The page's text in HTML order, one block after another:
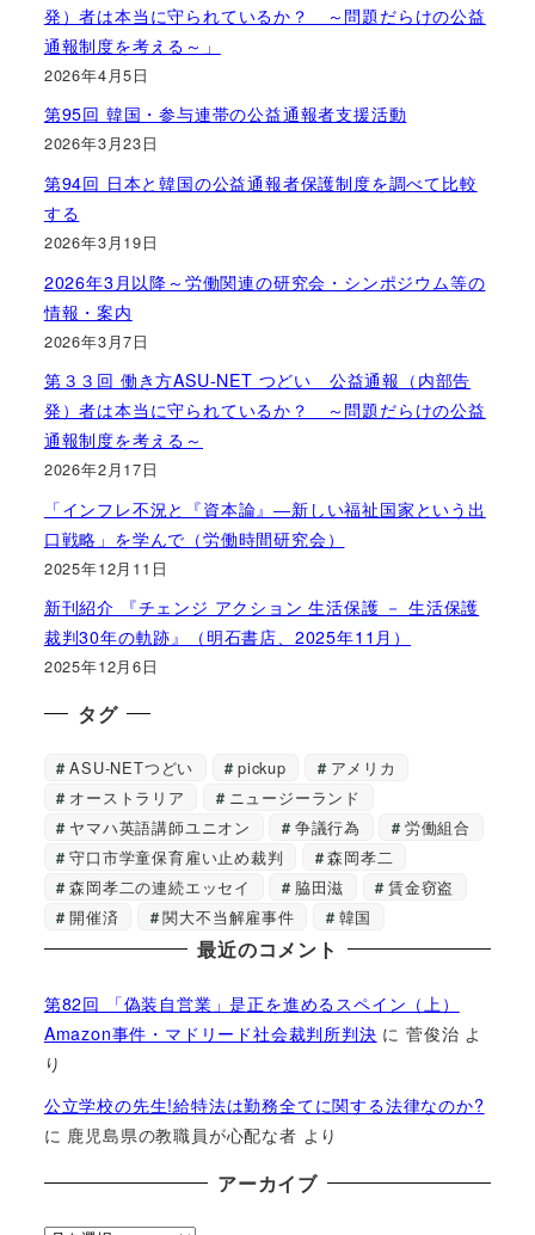
発）者は本当に守られているか？ ～問題だらけの公益
通報制度を考える～」
2026年4月5日
第95回 韓国・参与連帯の公益通報者支援活動
2026年3月23日
第94回 日本と韓国の公益通報者保護制度を調べて比較
する
2026年3月19日
2026年3月以降～労働関連の研究会・シンポジウム等の
情報・案内
2026年3月7日
第３３回 働き方ASU-NET つどい 公益通報（内部告
発）者は本当に守られているか？ ～問題だらけの公益
通報制度を考える～
2026年2月17日
「インフレ不況と『資本論』―新しい福祉国家という出
口戦略」を学んで（労働時間研究会）
2025年12月11日
新刊紹介 『チェンジ アクション 生活保護 － 生活保護
裁判30年の軌跡』（明石書店、2025年11月）
2025年12月6日
タグ
ASU-NETつどい pickup
アメリカ
オーストラリア
ニュージーランド
ヤマハ英語講師ユニオン
争議行為
労働組合
守口市学童保育雇い止め裁判
森岡孝二
森岡孝二の連続エッセイ
脇田滋
賃金窃盗
開催済
関大不当解雇事件 韓国
最近のコメント
第82回 「偽装自営業」是正を進めるスペイン（上）
Amazon事件・マドリード社会裁判所判決 に菅俊治 よ
り
公立学校の先生!給特法は勤務全てに関する法律なのか?
に 鹿児島県の教職員が心配な者 より
アーカイブ